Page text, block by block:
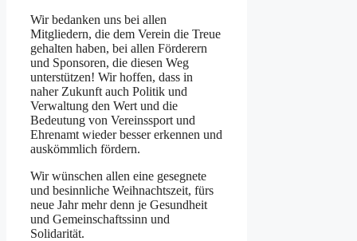
Wir bedanken uns bei allen
Mitgliedern, die dem Verein die Treue
gehalten haben, bei allen Förderern
und Sponsoren, die diesen Weg
unterstützen! Wir hoffen, dass in
naher Zukunft auch Politik und
Verwaltung den Wert und die
Bedeutung von Vereinssport und
Ehrenamt wieder besser erkennen und
auskömmlich fördern.
Wir wünschen allen eine gesegnete
und besinnliche Weihnachtszeit, fürs
neue Jahr mehr denn je Gesundheit
und Gemeinschaftssinn und
Solidarität.